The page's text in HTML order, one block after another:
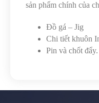
sản phẩm chính của
Đồ gá – Jig
Chi tiết khuôn
Pin và chốt đẩy.